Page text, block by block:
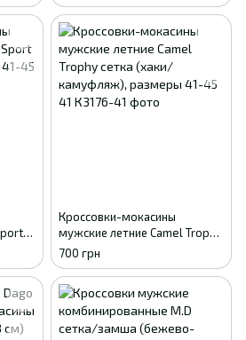
45
Кроссовки-мокасины
мужские летние Camel Trophy
сетка (хаки/камуфляж),
размеры 41-45 41
700 грн